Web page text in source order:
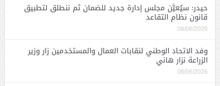
حيدر: سيُعيَّن مجلس إدارة جديد للضمان ثم ننطلق لتطبيق
قانون نظام التقاعد
08/06/2026
وفد الاتحاد الوطني لنقابات العمال والمستخدمين زار وزير
الزراعة نزار هاني
08/06/2026